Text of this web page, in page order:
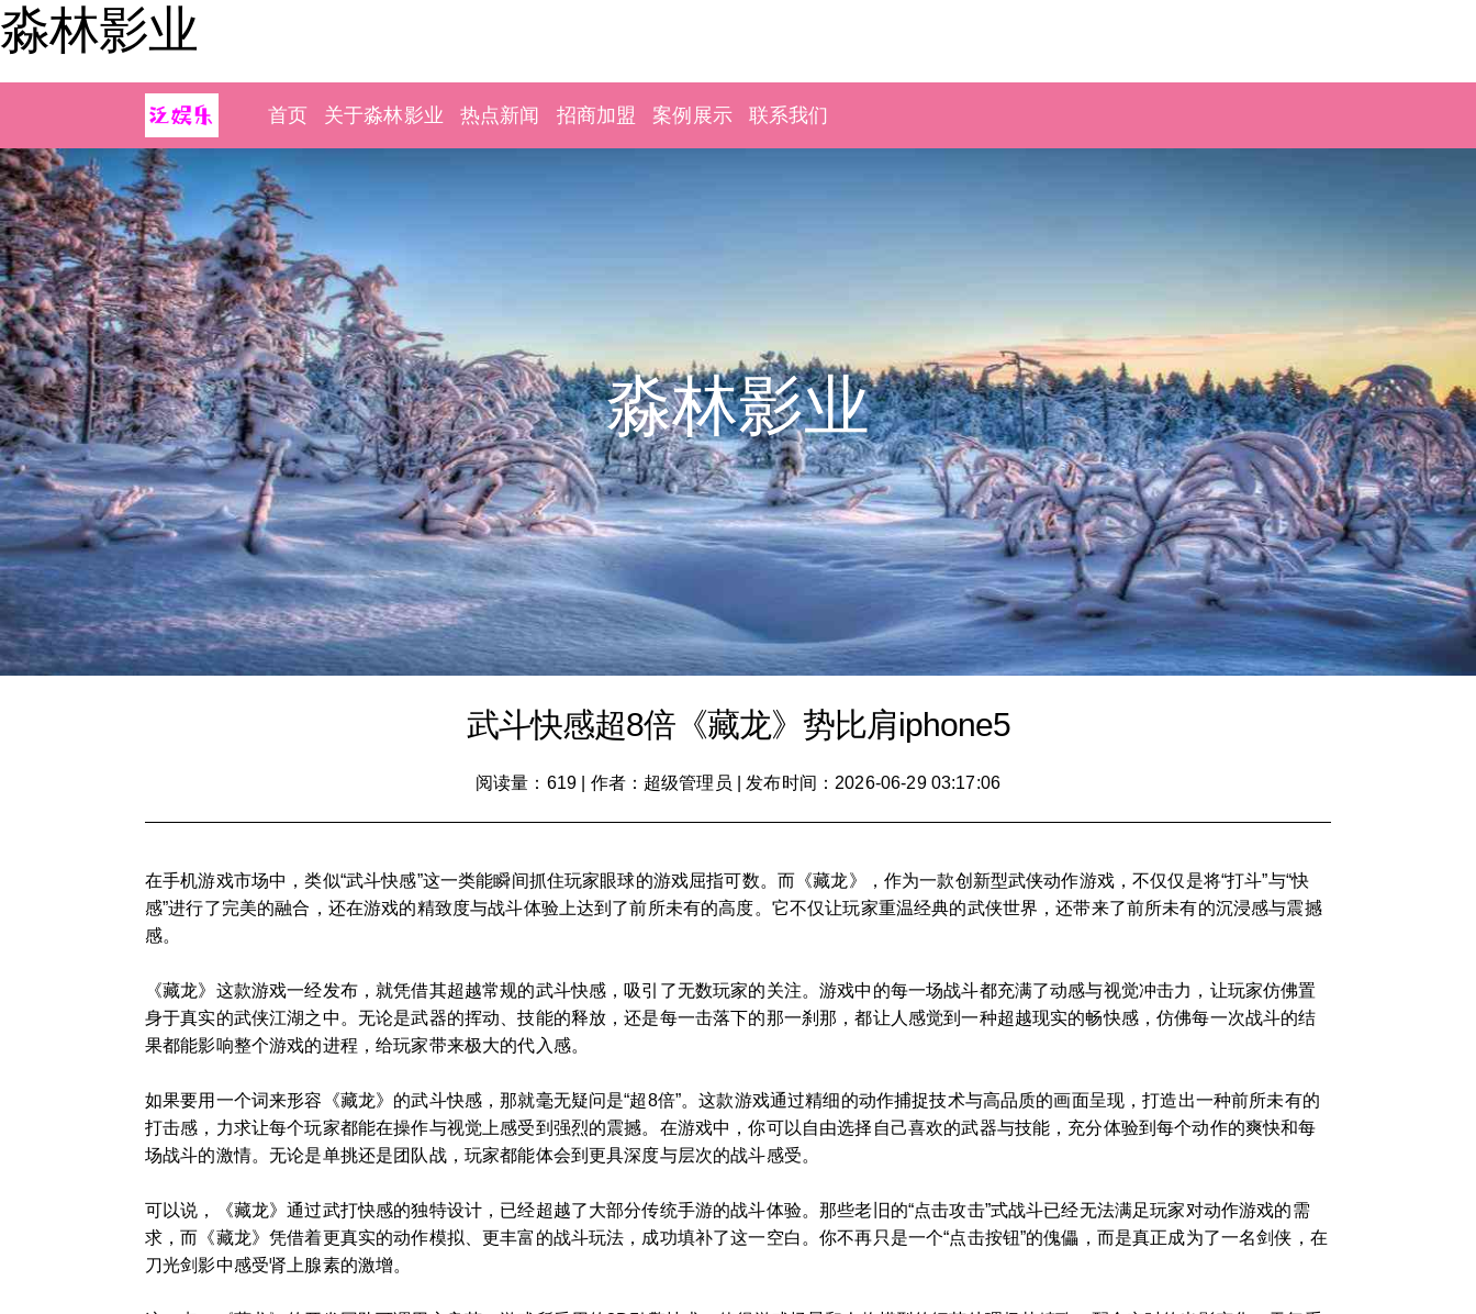
淼林影业
首页 关于淼林影业 热点新闻 招商加盟 案例展示 联系我们
淼林影业
武斗快感超8倍《藏龙》势比肩iphone5
阅读量：619 作者：超级管理员 发布时间：2026-06-29 03:17:06
在手机游戏市场中，类似“武斗快感”这一类能瞬间抓住玩家眼球的游戏屈指可数。而《藏龙》，作为一款创新型武侠动作游戏，不仅仅是将“打斗”与“快
感”进行了完美的融合，还在游戏的精致度与战斗体验上达到了前所未有的高度。它不仅让玩家重温经典的武侠世界，还带来了前所未有的沉浸感与震撼
感。
《藏龙》这款游戏一经发布，就凭借其超越常规的武斗快感，吸引了无数玩家的关注。游戏中的每一场战斗都充满了动感与视觉冲击力，让玩家仿佛置
身于真实的武侠江湖之中。无论是武器的挥动、技能的释放，还是每一击落下的那一刹那，都让人感觉到一种超越现实的畅快感，仿佛每一次战斗的结
果都能影响整个游戏的进程，给玩家带来极大的代入感。
如果要用一个词来形容《藏龙》的武斗快感，那就毫无疑问是“超8倍”。这款游戏通过精细的动作捕捉技术与高品质的画面呈现，打造出一种前所未有的
打击感，力求让每个玩家都能在操作与视觉上感受到强烈的震撼。在游戏中，你可以自由选择自己喜欢的武器与技能，充分体验到每个动作的爽快和每
场战斗的激情。无论是单挑还是团队战，玩家都能体会到更具深度与层次的战斗感受。
可以说，《藏龙》通过武打快感的独特设计，已经超越了大部分传统手游的战斗体验。那些老旧的“点击攻击”式战斗已经无法满足玩家对动作游戏的需
求，而《藏龙》凭借着更真实的动作模拟、更丰富的战斗玩法，成功填补了这一空白。你不再只是一个“点击按钮”的傀儡，而是真正成为了一名剑侠，在
刀光剑影中感受肾上腺素的激增。